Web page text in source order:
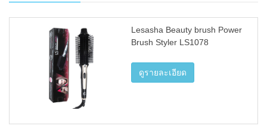
Lesasha Beauty brush Power
Brush Styler LS1078
ดูรายละเอียด